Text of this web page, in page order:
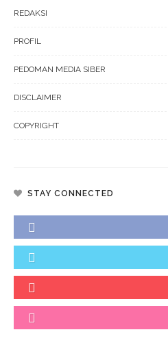
REDAKSI
PROFIL
PEDOMAN MEDIA SIBER
DISCLAIMER
COPYRIGHT
STAY CONNECTED